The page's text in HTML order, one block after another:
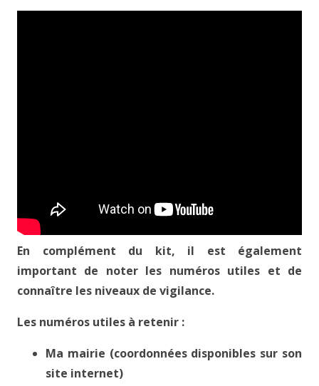
En complément du kit, il est également
important de noter les numéros utiles et de
connaître les niveaux de vigilance.
Les numéros utiles à retenir :
Ma mairie (coordonnées disponibles sur son
site internet)